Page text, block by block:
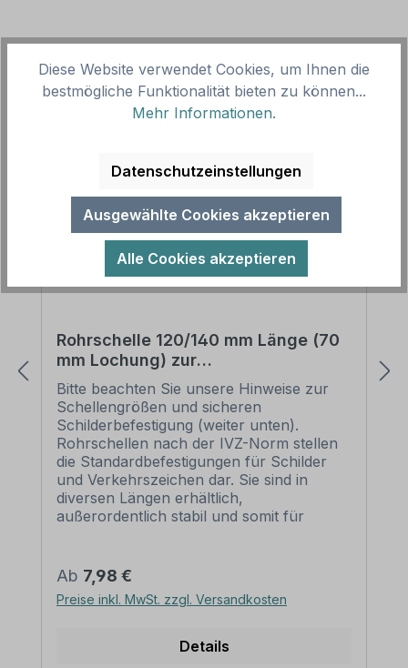
Produktgalerie überspringen
Zubehör
Rohrschelle 120/140 mm Länge (70
mm Lochung) zur
Schilderbefestigung
Bitte beachten Sie unsere Hinweise zur
Schellengrößen und sicheren
Schilderbefestigung (weiter unten).
Rohrschellen nach der IVZ-Norm stellen
die Standardbefestigungen für Schilder
und Verkehrszeichen dar. Sie sind in
diversen Längen erhältlich,
außerordentlich stabil und somit für
eine sichere Befestigung von Schildern mit
einer Höhe über 200 mm werden zwei
Rohrschellen benötigt. Merkmale dieser
Norm: nach IVZ Material: Stahl,
Regulärer Preis:
Ab 7,98 €
Preise inkl. MwSt. zzgl. Versandkosten
Details
Diese Website verwendet Cookies, um Ihnen die
bestmögliche Funktionalität bieten zu können...
Mehr Informationen.
Datenschutzeinstellungen
Ausgewählte Cookies akzeptieren
Alle Cookies akzeptieren